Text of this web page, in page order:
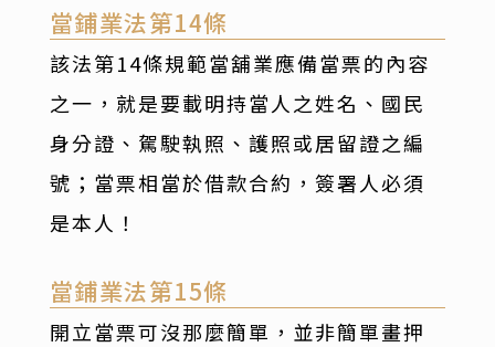
當鋪業法第14條
該法第14條規範當舖業應備當票的內容
之一，就是要載明持當人之姓名、國民
身分證、駕駛執照、護照或居留證之編
號；當票相當於借款合約，簽署人必須
是本人！
當鋪業法第15條
開立當票可沒那麼簡單，並非簡單畫押